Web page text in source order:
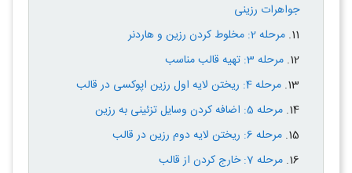
جواهرات رزینی
مرحله 2: مخلوط کردن رزین و هاردنر
مرحله 3: تهیه قالب مناسب
مرحله 4: ریختن لایه اول رزین اپوکسی در قالب
مرحله 5: اضافه کردن وسایل تزئینی به رزین
مرحله 6: ریختن لایه دوم رزین در قالب
مرحله 7: خارج کردن از قالب